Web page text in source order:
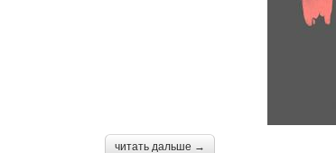
читать дальше →